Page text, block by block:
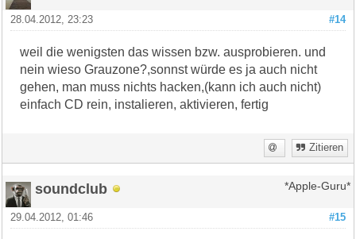
#14
28.04.2012, 23:23
weil die wenigsten das wissen bzw. ausprobieren. und
nein wieso Grauzone?,sonnst würde es ja auch nicht
gehen, man muss nichts hacken,(kann ich auch nicht)
einfach CD rein, instalieren, aktivieren, fertig
Zitieren
soundclub *Apple-Guru*
#15
29.04.2012, 01:46